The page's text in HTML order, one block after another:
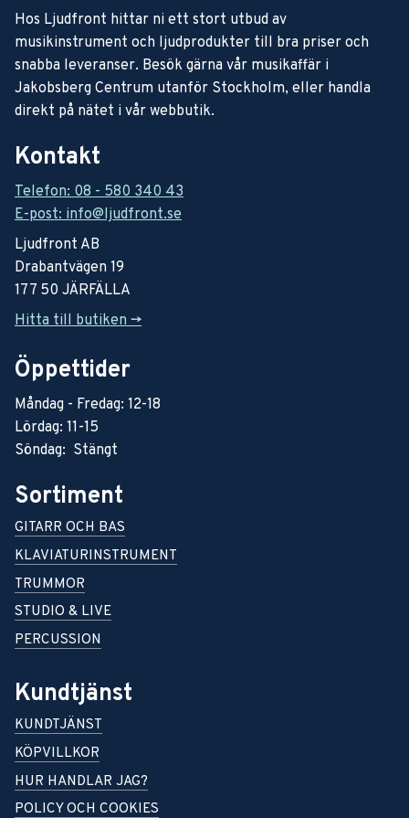
Hos Ljudfront hittar ni ett stort utbud av
musikinstrument och ljudprodukter till bra priser och
snabba leveranser. Besök gärna vår musikaffär i
Jakobsberg Centrum utanför Stockholm, eller handla
direkt på nätet i vår webbutik.
Kontakt
Telefon: 08 - 580 340 43
E-post: info@ljudfront.se
Ljudfront AB
Drabantvägen 19
177 50 JÄRFÄLLA
Hitta till butiken ->
Öppettider
Måndag - Fredag: 12-18
Lördag: 11-15
Söndag: Stängt
Sortiment
GITARR OCH BAS
KLAVIATURINSTRUMENT
TRUMMOR
STUDIO & LIVE
PERCUSSION
Kundtjänst
KUNDTJÄNST
KÖPVILLKOR
HUR HANDLAR JAG?
POLICY OCH COOKIES